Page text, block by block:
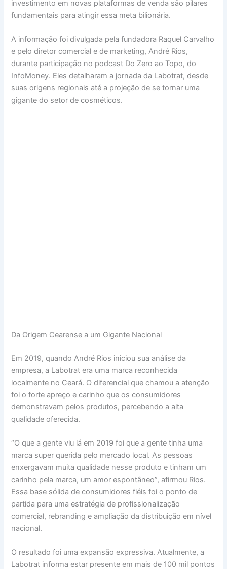
investimento em novas plataformas de venda são pilares
fundamentais para atingir essa meta bilionária.
A informação foi divulgada pela fundadora Raquel Carvalho
e pelo diretor comercial e de marketing, André Rios,
durante participação no podcast Do Zero ao Topo, do
InfoMoney. Eles detalharam a jornada da Labotrat, desde
suas origens regionais até a projeção de se tornar uma
gigante do setor de cosméticos.
Da Origem Cearense a um Gigante Nacional
Em 2019, quando André Rios iniciou sua análise da
empresa, a Labotrat era uma marca reconhecida
localmente no Ceará. O diferencial que chamou a atenção
foi o forte apreço e carinho que os consumidores
demonstravam pelos produtos, percebendo a alta
qualidade oferecida.
“O que a gente viu lá em 2019 foi que a gente tinha uma
marca super querida pelo mercado local. As pessoas
enxergavam muita qualidade nesse produto e tinham um
carinho pela marca, um amor espontâneo”, afirmou Rios.
Essa base sólida de consumidores fiéis foi o ponto de
partida para uma estratégia de profissionalização
comercial, rebranding e ampliação da distribuição em nível
nacional.
O resultado foi uma expansão expressiva. Atualmente, a
Labotrat informa estar presente em mais de 100 mil pontos